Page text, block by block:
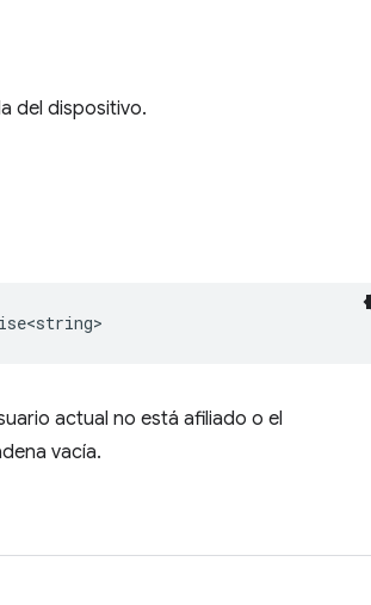
del dispositivo.
actual no está afiliado o el
vacía.